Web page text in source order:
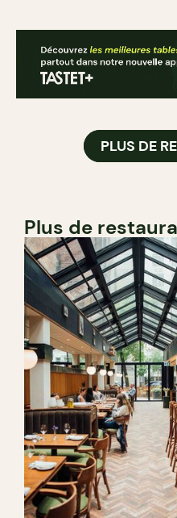
PLUS DE
Plus de